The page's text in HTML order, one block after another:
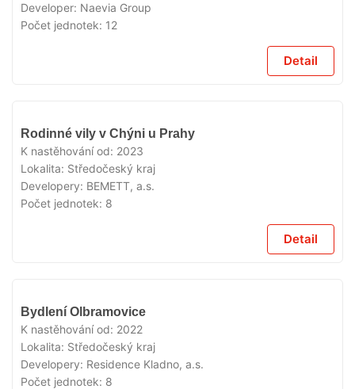
Developer: Naevia Group
Počet jednotek: 12
Detail
Rodinné vily v Chýni u Prahy
K nastěhování od: 2023
Lokalita: Středočeský kraj
Developery: BEMETT, a.s.
Počet jednotek: 8
Detail
Bydlení Olbramovice
K nastěhování od: 2022
Lokalita: Středočeský kraj
Developery: Residence Kladno, a.s.
Počet jednotek: 8